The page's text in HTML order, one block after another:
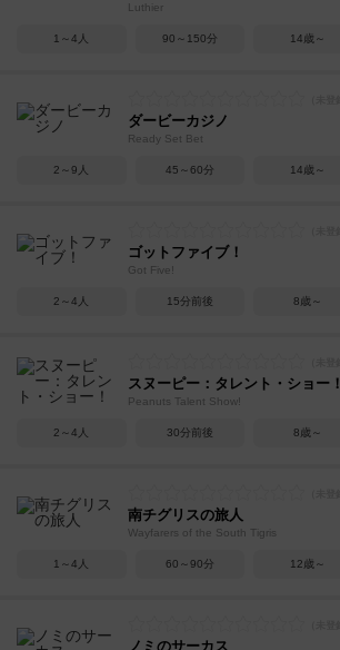
Luthier
1～4人 90～150分 14歳～
ダービーカジノ
Ready Set Bet
2～9人 45～60分 14歳～
ゴットファイブ！
Got Five!
2～4人 15分前後 8歳～
スヌーピー：タレント・ショー！
Peanuts Talent Show!
2～4人 30分前後 8歳～
南チグリスの旅人
Wayfarers of the South Tigris
1～4人 60～90分 12歳～
ノミのサーカス